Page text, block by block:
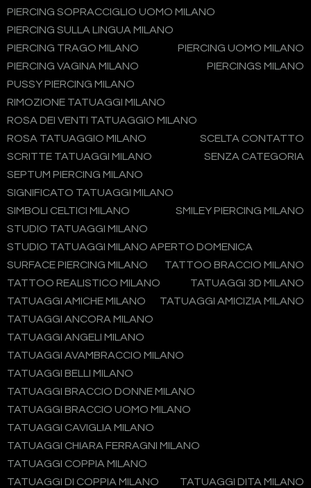
PIERCING SOPRACCIGLIO UOMO MILANO
PIERCING SULLA LINGUA MILANO
PIERCING TRAGO MILANO
PIERCING UOMO MILANO
PIERCING VAGINA MILANO
PIERCINGS MILANO
PUSSY PIERCING MILANO
RIMOZIONE TATUAGGI MILANO
ROSA DEI VENTI TATUAGGIO MILANO
ROSA TATUAGGIO MILANO
SCELTA CONTATTO
SCRITTE TATUAGGI MILANO
SENZA CATEGORIA
SEPTUM PIERCING MILANO
SIGNIFICATO TATUAGGI MILANO
SIMBOLI CELTICI MILANO
SMILEY PIERCING MILANO
STUDIO TATUAGGI MILANO
STUDIO TATUAGGI MILANO APERTO DOMENICA
SURFACE PIERCING MILANO
TATTOO BRACCIO MILANO
TATTOO REALISTICO MILANO
TATUAGGI 3D MILANO
TATUAGGI AMICHE MILANO
TATUAGGI AMICIZIA MILANO
TATUAGGI ANCORA MILANO
TATUAGGI ANGELI MILANO
TATUAGGI AVAMBRACCIO MILANO
TATUAGGI BELLI MILANO
TATUAGGI BRACCIO DONNE MILANO
TATUAGGI BRACCIO UOMO MILANO
TATUAGGI CAVIGLIA MILANO
TATUAGGI CHIARA FERRAGNI MILANO
TATUAGGI COPPIA MILANO
TATUAGGI DI COPPIA MILANO
TATUAGGI DITA MILANO